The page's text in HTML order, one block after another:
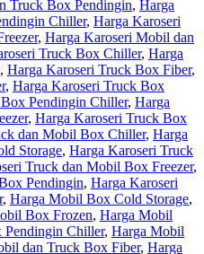
Truck Box Pendingin, Harga
Chiller, Harga Karoseri
, Harga Karoseri Mobil dan
Truck Box Chiller, Harga
, Harga Karoseri Truck Box Fiber,
, Harga Karoseri Truck Box
Pendingin Chiller, Harga
, Harga Karoseri Truck Box
dan Mobil Box Chiller, Harga
Storage, Harga Karoseri Truck
Truck dan Mobil Box Freezer,
Pendingin, Harga Karoseri
, Harga Mobil Box Cold Storage,
Box Frozen, Harga Mobil
Chiller, Harga Mobil
dan Truck Box Fiber, Harga